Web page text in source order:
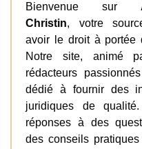
Bienvenue sur
Christin, votre
avoir le droit à portée
Notre site, animé
rédacteurs
dédié à fournir des
juridiques de
réponses à des
des conseils